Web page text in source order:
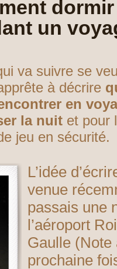
un
va suivre se
à décrire
en
la nuit et pour
jeu en sécurité.
L’idée
venue
passais une
l’aéroport
Gaulle
prochaine